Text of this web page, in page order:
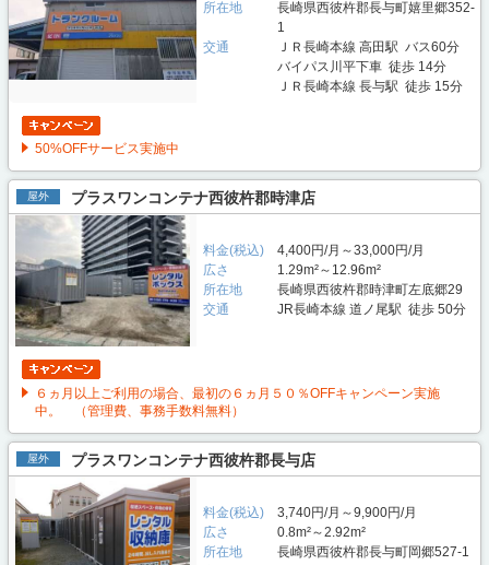
所在地
長崎県西彼杵郡長与町嬉里郷352-
1
交通
ＪＲ長崎本線 高田駅 バス60分
バイパス川平下車 徒歩 14分
ＪＲ長崎本線 長与駅 徒歩 15分
50%OFFサービス実施中
屋外 プラスワンコンテナ西彼杵郡時津店
料金(税込)
4,400円/月～33,000円/月
広さ
1.29m²～12.96m²
所在地
長崎県西彼杵郡時津町左底郷29
交通
JR長崎本線 道ノ尾駅 徒歩 50分
６ヵ月以上ご利用の場合、最初の６ヵ月５０％OFFキャンペーン実施
中。 （管理費、事務手数料無料）
屋外 プラスワンコンテナ西彼杵郡長与店
料金(税込)
3,740円/月～9,900円/月
広さ
0.8m²～2.92m²
所在地
長崎県西彼杵郡長与町岡郷527-1